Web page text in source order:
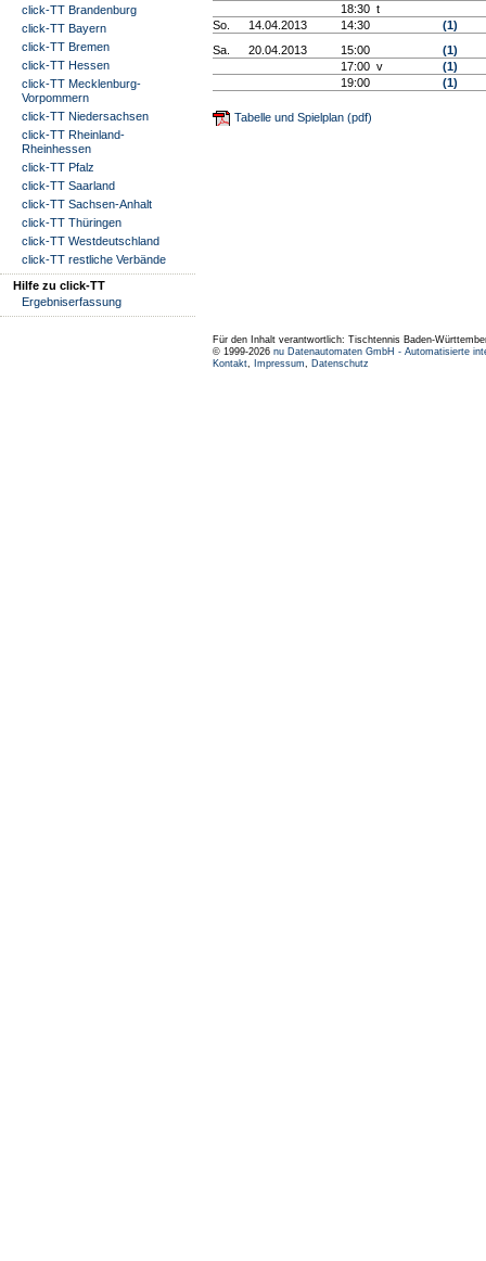
click-TT Brandenburg
click-TT Bayern
click-TT Bremen
click-TT Hessen
click-TT Mecklenburg-
Vorpommern
click-TT Niedersachsen
click-TT Rheinland-
Rheinhessen
click-TT Pfalz
click-TT Saarland
click-TT Sachsen-Anhalt
click-TT Thüringen
click-TT Westdeutschland
click-TT restliche Verbände
Hilfe zu click-TT
Ergebniserfassung
18:30 t
So.
14.04.2013 14:30
(1)
Sa.
20.04.2013 15:00
(1)
17:00 v
(1)
19:00
(1)
Tabelle und Spielplan (pdf)
Für den Inhalt verantwortlich: Tischtennis Baden-
© 1999-2026 nu Datenautomaten GmbH - Automatisierte
Kontakt, Impressum, Datenschutz